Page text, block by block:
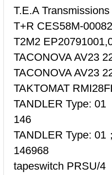
T.E.A
T+R CES58M-00082
T2M2
TACONOVA AV23
TACONOVA AV23
TAKTOMAT
TANDLER Type: 01
146
TANDLER Type: 01
146968
tapeswitch PRSU/4